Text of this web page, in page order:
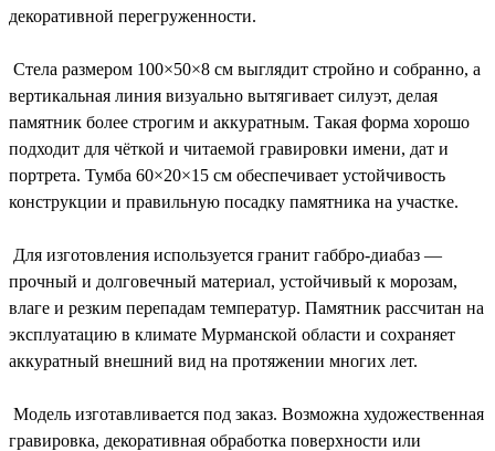
декоративной перегруженности.
Стела размером 100×50×8 см выглядит стройно и собранно, а
вертикальная линия визуально вытягивает силуэт, делая
памятник более строгим и аккуратным. Такая форма хорошо
подходит для чёткой и читаемой гравировки имени, дат и
портрета. Тумба 60×20×15 см обеспечивает устойчивость
конструкции и правильную посадку памятника на участке.
Для изготовления используется гранит габбро-диабаз —
прочный и долговечный материал, устойчивый к морозам,
влаге и резким перепадам температур. Памятник рассчитан на
эксплуатацию в климате Мурманской области и сохраняет
аккуратный внешний вид на протяжении многих лет.
Модель изготавливается под заказ. Возможна художественная
гравировка, декоративная обработка поверхности или